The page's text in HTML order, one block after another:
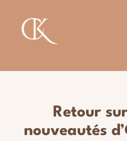
Retour
nouveautés